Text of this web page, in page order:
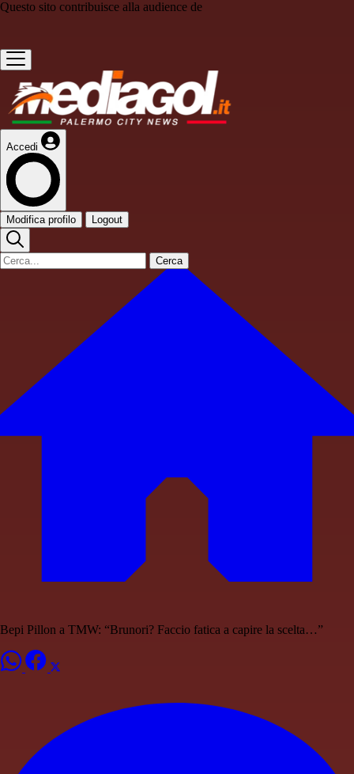
Questo sito contribuisce alla audience de
Accedi
Modifica profilo Logout
Cerca
Bepi Pillon a TMW: “Brunori? Faccio fatica a capire la scelta…”